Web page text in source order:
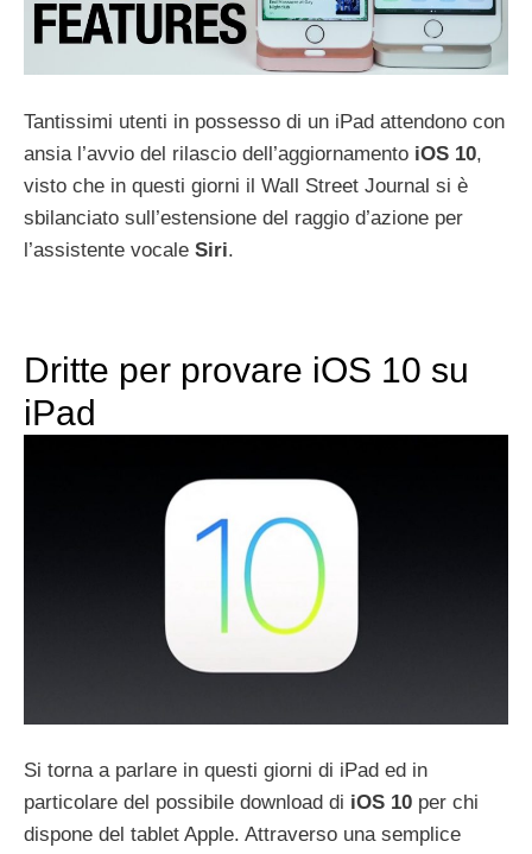
Tantissimi utenti in possesso di un iPad attendono con
ansia l’avvio del rilascio dell’aggiornamento iOS 10,
visto che in questi giorni il Wall Street Journal si è
sbilanciato sull’estensione del raggio d’azione per
l’assistente vocale Siri.
Dritte per provare iOS 10 su
iPad
Si torna a parlare in questi giorni di iPad ed in
particolare del possibile download di iOS 10 per chi
dispone del tablet Apple. Attraverso una semplice